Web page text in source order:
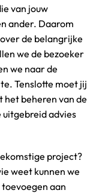
van jouw
ander. Daarom
de belangrijke
we de bezoeker
we naar de
Tenslotte moet jij
het beheren van de
uitgebreid advies
project?
weet kunnen we
aan